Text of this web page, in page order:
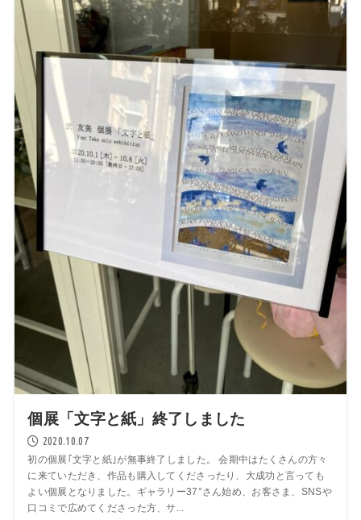
個展「文字と紙」終了しました
2020.10.07
初の個展｢文字と紙｣が無事終了しました。 会期中はたくさんの方々
に来ていただき、作品も購入してくださったり、大成功と言っても
よい個展となりました。ギャラリー37°さん始め、お客さま、SNSや
口コミで広めてくださった方、サ...